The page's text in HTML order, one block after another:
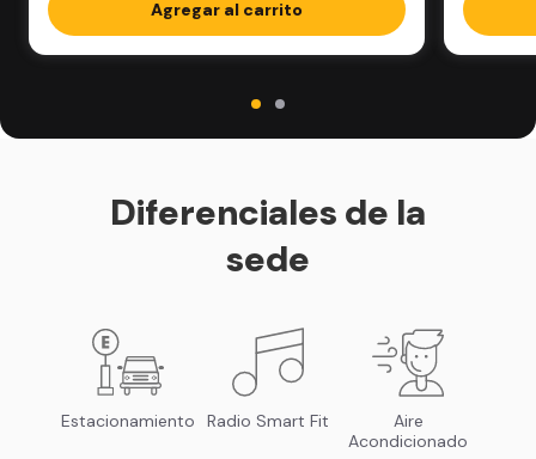
Agregar al carrito
Diferenciales de la
sede
Estacionamiento Radio Smart Fit
Aire
Acondicionado